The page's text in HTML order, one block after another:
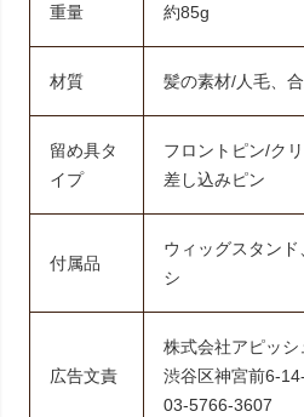
重量 約85g
材質 髪の素材/人毛、
留め具タ
イプ
フロントピン/ク
差し込みピン
付属品
ウィッグスタン
シ
広告文責
株式会社アピッシ
渋谷区神宮前6-
03-5766-3607